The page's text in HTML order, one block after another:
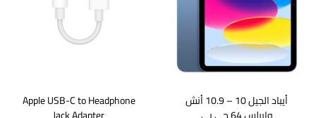
Apple USB-C to Headphone
أيباد الجيل 10 – 10.9 أنش